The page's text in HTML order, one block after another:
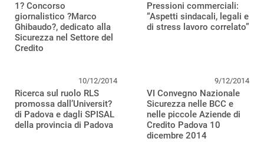
1? Concorso
giornalistico ?Marco
Ghibaudo?, dedicato alla
Sicurezza nel Settore del
Credito
Pressioni commerciali:
“Aspetti sindacali, legali e
di stress lavoro correlato”
10/12/2014
Ricerca sul ruolo RLS
promossa dall’Universit?
di Padova e dagli SPISAL
della provincia di Padova
9/12/2014
VI Convegno Nazionale
Sicurezza nelle BCC e
nelle piccole Aziende di
Credito Padova 10
dicembre 2014